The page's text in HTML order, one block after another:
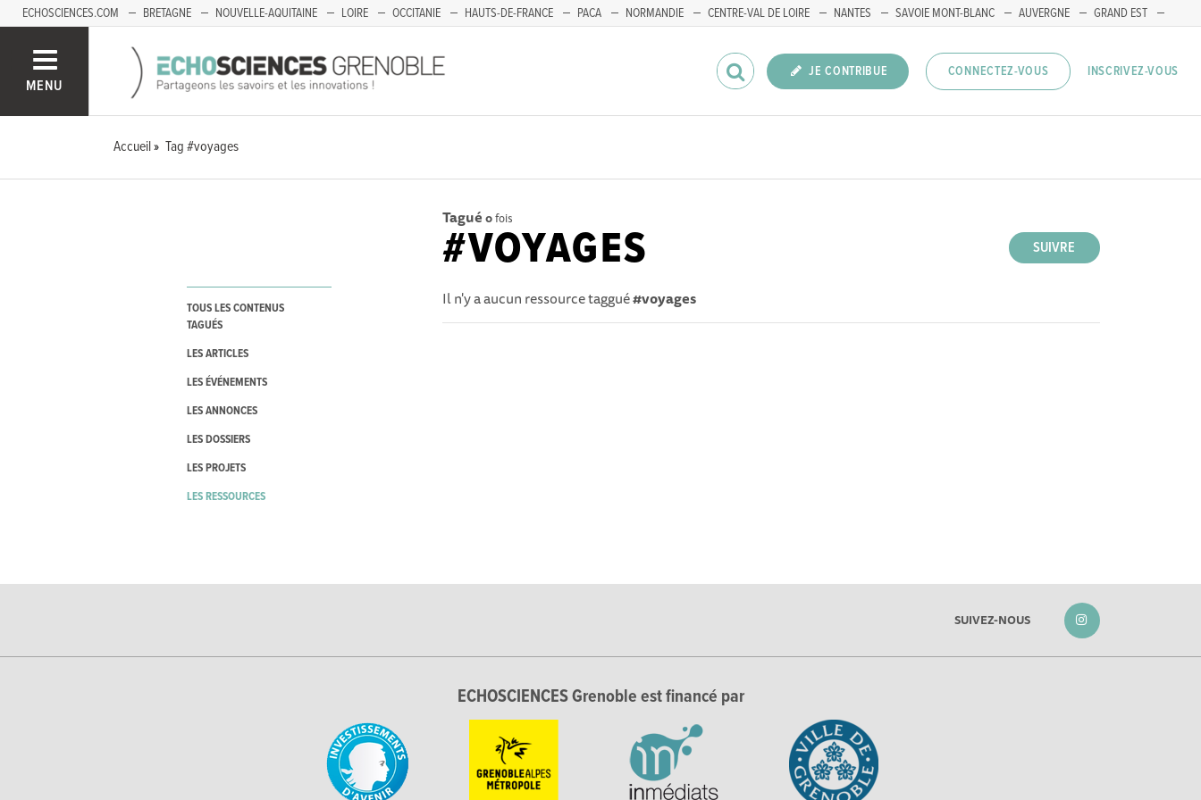
ECHOSCIENCES.COM BRETAGNE NOUVELLE-AQUITAINE LOIRE OCCITANIE HAUTS-DE-FRANCE PACA NORMANDIE CENTRE-VAL DE LOIRE NANTES SAVOIE MONT-BLANC AUVERGNE
GRAND EST
MENU
JE CONTRIBUE CONNECTEZ-VOUS INSCRIVEZ-VOUS
Accueil Tag #voyages
TOUS LES CONTENUS
TAGUÉS
LES ARTICLES
LES ÉVÉNEMENTS
LES ANNONCES
LES DOSSIERS
LES PROJETS
LES RESSOURCES
Tagué 0fois
SUIVRE
#VOYAGES
Il n'y a aucun ressource taggué#voyages
SUIVEZ-NOUS
ECHOSCIENCES Grenoble est financé par